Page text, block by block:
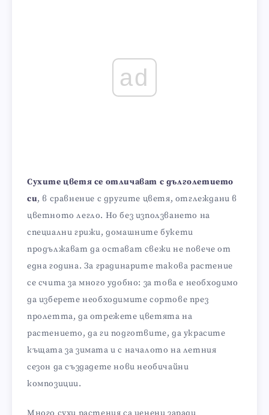
ad
Сухите цветя се отличават с дълголетието
си, в сравнение с другите цветя, отглеждани в
цветното легло. Но без използването на
специални грижи, домашните букети
продължават да остават свежи не повече от
една година. За градинарите такова растение
се счита за много удобно: за това е необходимо
да изберете необходимите сортове през
пролетта, да отрежете цветята на
растението, да ги подготвите, да украсите
къщата за зимата и с началото на летния
сезон да създадете нови необичайни
композиции.